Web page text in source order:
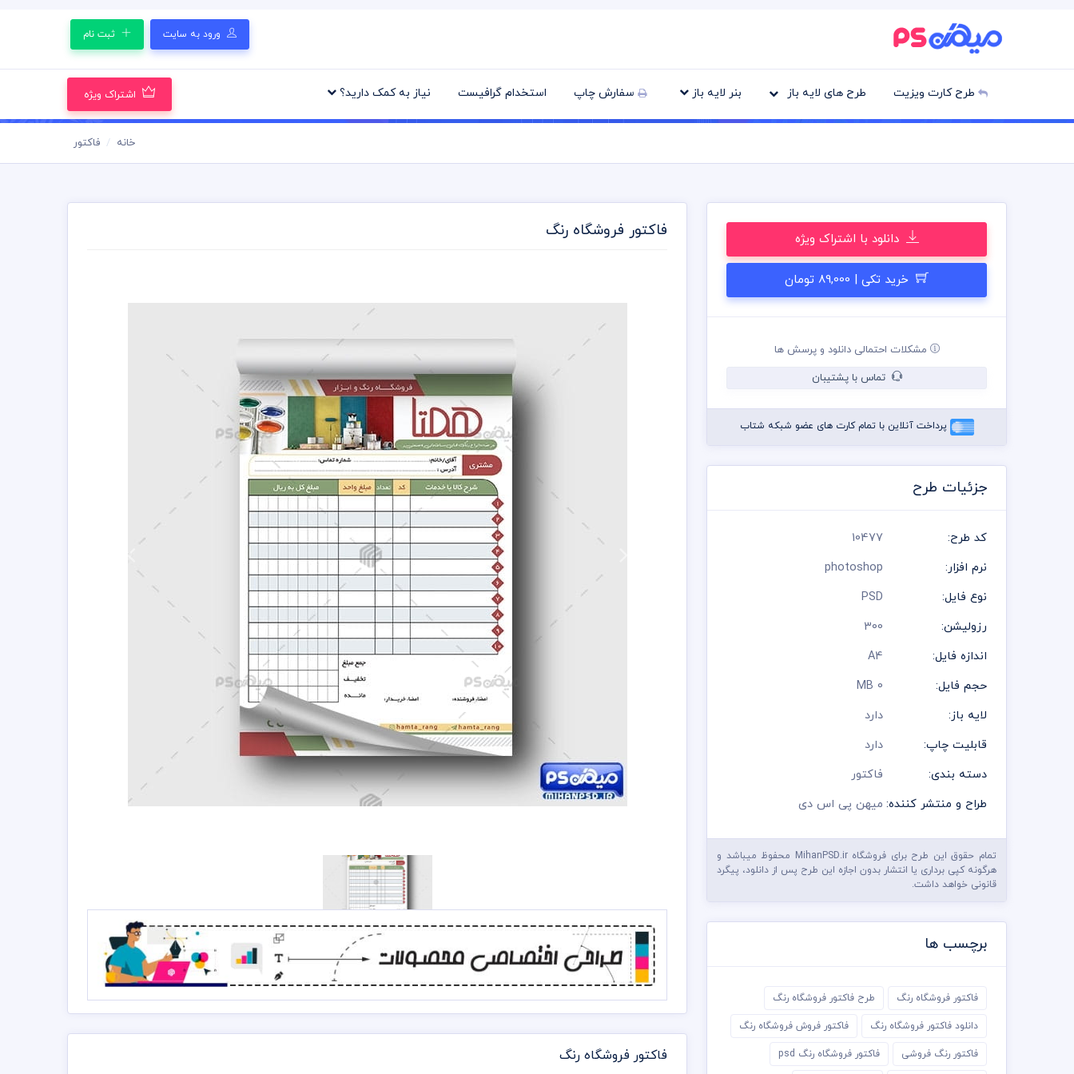
ورود به سایت ثبت نام
طرح کارت ویزیت طرح های لایه باز بنر لایه باز سفارش چاپ استخدام گرافیست نیاز به کمک دارید؟ اشتراک ویژه
خانه فاکتور
دانلود با اشتراک ویژه
خرید تکی | 89,000 تومان
مشکلات احتمالی دانلود و پرسش ها
تماس با پشتیبان
پرداخت آنلاین با تمام کارت های عضو شبکه شتاب
جزئیات طرح
کد طرح:
10477
نرم افزار:
photoshop
نوع فایل:
PSD
رزولیشن:
300
اندازه فایل:
A4
حجم فایل:
0 MB
لایه باز:
دارد
قابلیت چاپ:
دارد
دسته بندی:
فاکتور
طراح و منتشر کننده: میهن پی اس دی
تمام حقوق این طرح برای فروشگاه MihanPSD.ir محفوظ میباشد و
هرگونه کپی برداری یا انتشار بدون اجازه این طرح پس از دانلود، پیگرد
قانونی خواهد داشت.
برچسب ها
فاکتور فروشگاه رنگ طرح فاکتور فروشگاه رنگ
دانلود فاکتور فروشگاه رنگ فاکتور فروش فروشگاه رنگ
فاکتور رنگ فروشی فاکتور فروشگاه رنگ psd
فاکتور فروشگاه رنگ
فاکتور فروشگاه رنگ